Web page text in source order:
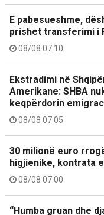
E pabesueshme,
prishet transferimi i
08/08 07:10
Ekstradimi në
Amerikane: SHBA
keqpërdorin
08/08 07:05
30 milionë euro
higjienike, kontrata
08/08 07:00
“Humba gruan dhe